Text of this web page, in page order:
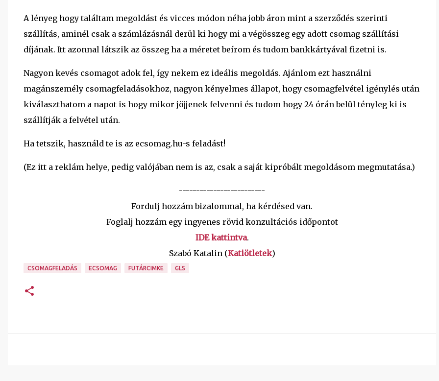
A lényeg hogy találtam megoldást és vicces módon néha jobb áron mint a szerződés szerinti
szállítás, aminél csak a számlázásnál derül ki hogy mi a végösszeg egy adott csomag szállítási
díjának. Itt azonnal látszik az összeg ha a méretet beírom és tudom bankkártyával fizetni is.
Nagyon kevés csomagot adok fel, így nekem ez ideális megoldás. Ajánlom ezt használni
magánszemély csomagfeladásokhoz, nagyon kényelmes állapot, hogy csomagfelvétel igénylés után
kiválaszthatom a napot is hogy mikor jöjjenek felvenni és tudom hogy 24 órán belül tényleg ki is
szállítják a felvétel után.
Ha tetszik, használd te is az ecsomag.hu-s feladást!
(Ez itt a reklám helye, pedig valójában nem is az, csak a saját kipróbált megoldásom megmutatása.)
-------------------------
Fordulj hozzám bizalommal, ha kérdésed van.
Foglalj hozzám egy ingyenes rövid konzultációs időpontot
IDE kattintva.
Szabó Katalin (Katiötletek)
CSOMAGFELADÁS ECSOMAG FUTÁRCIMKE GLS